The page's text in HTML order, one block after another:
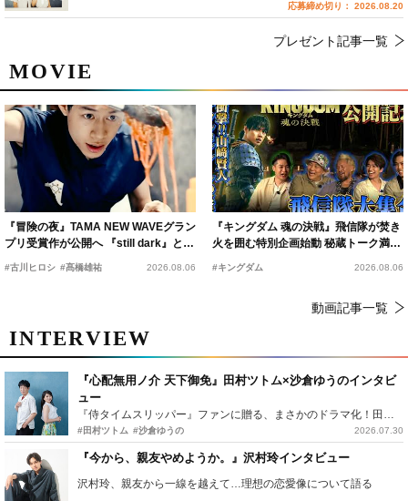
MOVIE
『冒険の夜』TAMA NEW WAVEグラン
プリ受賞作が公開へ 『still dark』と同
時上映決定
#古川ヒロシ #髙橋雄祐 2026.08.06
『キングダム 魂の決戦』飛信隊が焚き
火を囲む特別企画始動 秘蔵トーク満載
の“キングダムキャンプ”開催
#キングダム 2026.08.06
動画記事一覧
INTERVIEW
『心配無用ノ介 天下御免』田村ツトム×沙倉ゆうのインタビ
ュー
『侍タイムスリッパー』ファンに贈る、まさかのドラマ化！田村ツトム×沙倉ゆうのが語る『心配無用ノ介』撮影秘話
#田村ツトム #沙倉ゆうの 2026.07.30
『今から、親友やめようか。』沢村玲インタビュー
沢村玲、親友から一線を越えて…理想の恋愛像について語る
応募締め切り： 2026.08.20
プレゼント記事一覧